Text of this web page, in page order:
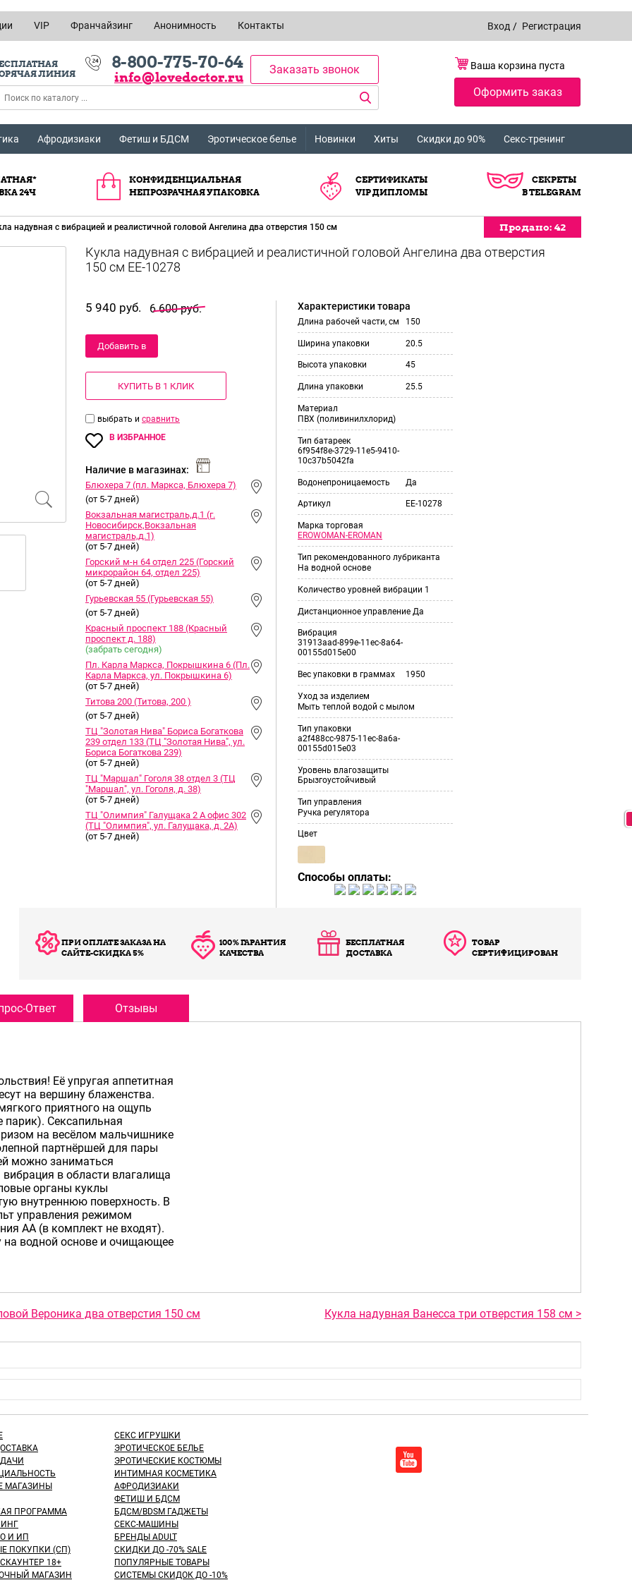
VIP Франчайзинг Анонимность Контакты Вход / Регистрация
ЛИНИЯ
8-800-775-70-64
info@lovedoctor.ru
Заказать звонок Ваша корзина пуста
Оформить заказ
Афродизиаки Фетиш и БДСМ Эротическое белье Новинки Хиты Скидки до 90% Секс-тренинг
24Ч
КОНФИДЕНЦИАЛЬНАЯ
НЕПРОЗРАЧНАЯ УПАКОВКА
СЕРТИФИКАТЫ
VIP ДИПЛОМЫ
СЕКРЕТЫ
В TELEGRAM
надувная с вибрацией и реалистичной головой Ангелина два отверстия 150 см Продано: 42
Продано: 42
Продано: 42
Продано: 42
5 940 руб. 6 600 руб.
Добавить в
корзину
КУПИТЬ В 1 КЛИК
выбрать и сравнить
В ИЗБРАННОЕ
Наличие в магазинах:
Блюхера 7 (пл. Маркса, Блюхера 7)
(от 5-7 дней)
Вокзальная магистраль,д.1 (г.
Новосибирск,Вокзальная
магистраль,д.1)
(от 5-7 дней)
Горский м-н 64 отдел 225 (Горский
микрорайон 64, отдел 225)
(от 5-7 дней)
Гурьевская 55 (Гурьевская 55)
(от 5-7 дней)
Красный проспект 188 (Красный
проспект д. 188)
(забрать сегодня)
Пл. Карла Маркса, Покрышкина 6 (Пл.
Карла Маркса, ул. Покрышкина 6)
(от 5-7 дней)
Титова 200 (Титова, 200 )
(от 5-7 дней)
ТЦ "Золотая Нива" Бориса Богаткова
239 отдел 133 (ТЦ "Золотая Нива", ул.
Бориса Богаткова 239)
(от 5-7 дней)
ТЦ "Маршал" Гоголя 38 отдел 3 (ТЦ
"Маршал", ул. Гоголя, д. 38)
(от 5-7 дней)
ТЦ "Олимпия" Галущака 2 А офис 302
(ТЦ "Олимпия", ул. Галущака, д. 2А)
(от 5-7 дней)
Характеристики товара
Длина рабочей части, см 150
Ширина упаковки 20.5
Высота упаковки 45
Длина упаковки 25.5
Материал
ПВХ (поливинилхлорид)
Тип батареек
6f954f8e-3729-11e5-9410-
10c37b5042fa
Водонепроницаемость Да
Артикул EE-10278
Марка торговая
EROWOMAN-EROMAN
Тип рекомендованного лубриканта
На водной основе
Количество уровней вибрации 1
Дистанционное управление Да
Вибрация
31913aad-899e-11ec-8a64-
00155d015e00
Вес упаковки в граммах 1950
Уход за изделием
Мыть теплой водой с мылом
Тип упаковки
a2f488cc-9875-11ec-8a6a-
00155d015e03
Уровень влагозащиты
Брызгоустойчивый
Тип управления
Ручка регулятора
Цвет
Способы оплаты:
ПРИ ОПЛАТЕ ЗАКАЗА НА
САЙТЕ-СКИДКА 5%
100% ГАРАНТИЯ
КАЧЕСТВА
БЕСПЛАТНАЯ
ДОСТАВКА
ТОВАР
СЕРТИФИЦИРОВАН
Ответ Отзывы
Её упругая аппетитная
на вершину блаженства.
приятного на ощупь
Сексапильная
на весёлом мальчишнике
партнёршей для пары
можно заниматься
в области влагалища
органы куклы
внутреннюю поверхность. В
управления режимом
АА (в комплект не входят).
водной основе и очищающее
Кукла надувная Ванесса три отверстия 158 см >
Вероника два отверстия 150 см
МАГАЗИНЫ
ПРОГРАММА
И ИП
ПОКУПКИ (СП)
18+
МАГАЗИН
СЕКС ИГРУШКИ
ЭРОТИЧЕСКОЕ БЕЛЬЕ
ЭРОТИЧЕСКИЕ КОСТЮМЫ
ИНТИМНАЯ КОСМЕТИКА
АФРОДИЗИАКИ
ФЕТИШ И БДСМ
БДСМ/BDSM ГАДЖЕТЫ
СЕКС-МАШИНЫ
БРЕНДЫ ADULT
СКИДКИ ДО -70% SALE
ПОПУЛЯРНЫЕ ТОВАРЫ
СИСТЕМЫ СКИДОК ДО -10%